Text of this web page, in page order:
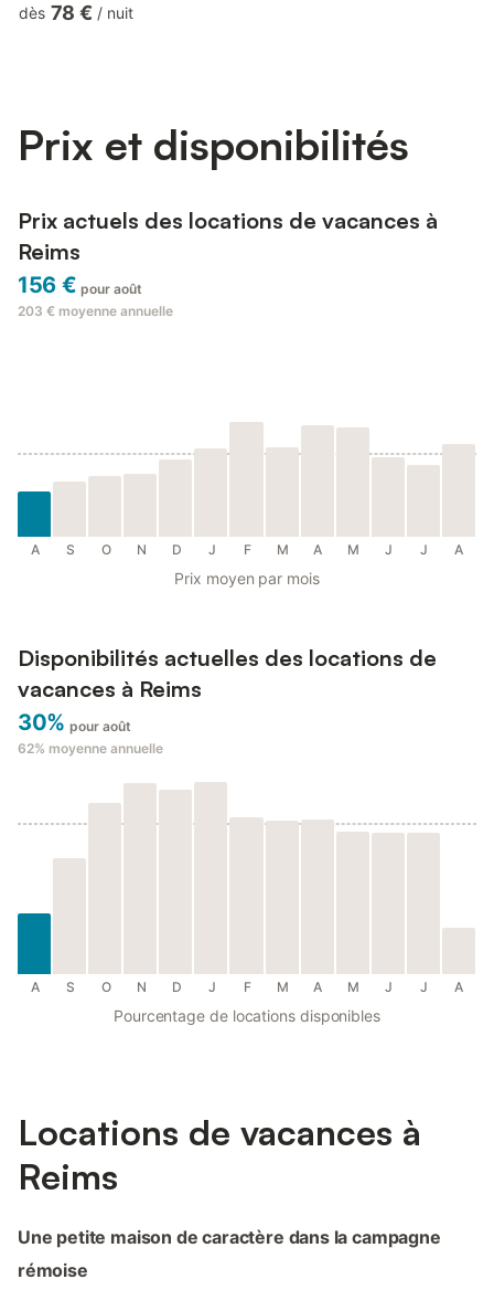
Entièrement rénové et redécoré dans un style chic avec une
dès 78 € / nuit
Prix et disponibilités
Prix actuels des locations de vacances à
Reims
156 € pour août
203 € moyenne annuelle
A S O N D J F M A M J J A
Prix moyen par mois
Disponibilités actuelles des locations de
vacances à Reims
30% pour août
62% moyenne annuelle
A S O N D J F M A M J J A
Pourcentage de locations disponibles
Locations de vacances à
Reims
Une petite maison de caractère dans la campagne
rémoise